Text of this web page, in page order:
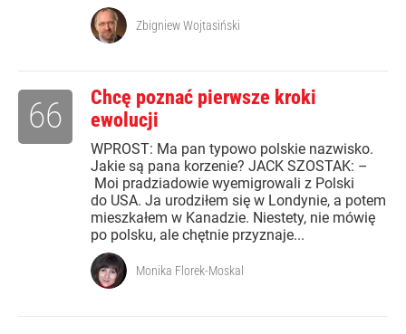
Zbigniew Wojtasiński
Chcę poznać pierwsze kroki
ewolucji
WPROST: Ma pan typowo polskie nazwisko.
Jakie są pana korzenie? JACK SZOSTAK: –
Moi pradziadowie wyemigrowali z Polski
do USA. Ja urodziłem się w Londynie, a potem
mieszkałem w Kanadzie. Niestety, nie mówię
po polsku, ale chętnie przyznaje...
66
Monika Florek-Moskal